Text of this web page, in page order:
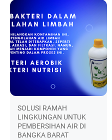
SOLUSI RAMAH
LINGKUNGAN UNTUK
PEMBERSIHAN AIR DI
BANGKA BARAT